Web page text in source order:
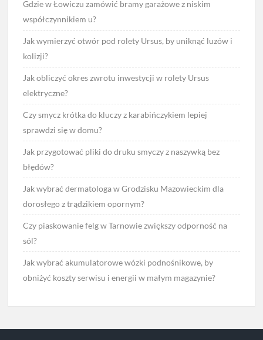
Gdzie w Łowiczu zamówić bramy garażowe z niskim
współczynnikiem u?
Jak wymierzyć otwór pod rolety Ursus, by uniknąć luzów i
kolizji?
Jak obliczyć okres zwrotu inwestycji w rolety Ursus
elektryczne?
Czy smycz krótka do kluczy z karabińczykiem lepiej
sprawdzi się w domu?
Jak przygotować pliki do druku smyczy z naszywką bez
błędów?
Jak wybrać dermatologa w Grodzisku Mazowieckim dla
dorosłego z trądzikiem opornym?
Czy piaskowanie felg w Tarnowie zwiększy odporność na
sól?
Jak wybrać akumulatorowe wózki podnośnikowe, by
obniżyć koszty serwisu i energii w małym magazynie?